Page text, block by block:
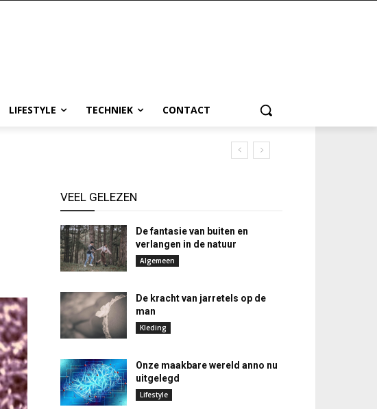
LIFESTYLE TECHNIEK CONTACT
VEEL GELEZEN
De fantasie van buiten en
verlangen in de natuur
Algemeen
De kracht van jarretels op de
man
Kleding
Onze maakbare wereld anno nu
uitgelegd
Lifestyle